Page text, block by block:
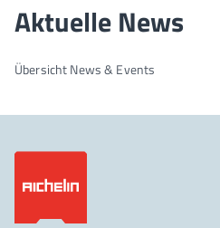
Aktuelle News
Übersicht News & Events